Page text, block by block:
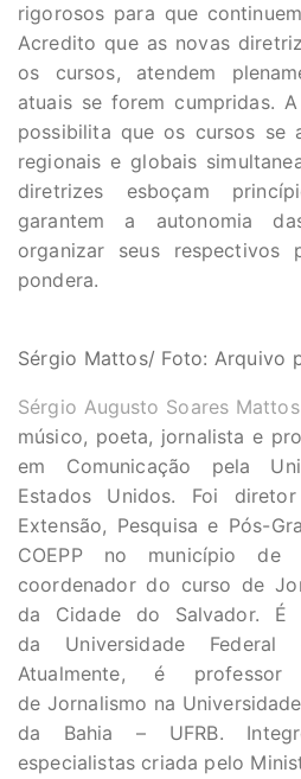
rigorosos para que
Acredito que as novas
os cursos, atendem
atuais se forem cumpridas.
possibilita que os cursos se
regionais e globais
diretrizes esboçam
garantem a autonomia
organizar seus respectivos
pondera.
Sérgio Mattos/ Foto: Arquivo
Sérgio Augusto Soares Mattos
músico, poeta, jornalista e
em Comunicação pela
Estados Unidos. Foi
Extensão, Pesquisa e Pós-
COEPP no município
coordenador do curso de
da Cidade do Salvador. É
da Universidade
Atualmente, é
de Jornalismo na
da Bahia – UFRB.
especialistas criada pelo